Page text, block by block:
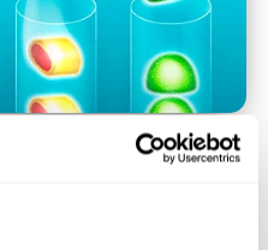
Мониторинг